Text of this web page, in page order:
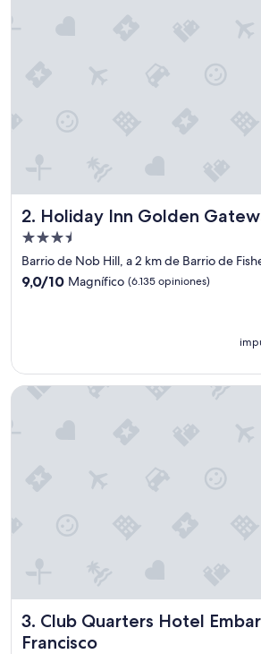
2. Holiday Inn Golden
Holiday Inn Golden Gateway by IHG
Propiedad
de
3.5
Barrio de Nob Hill, a 2 km de Barrio de
9.0
9,0/10 Magnífico (6.135 opiniones)
3. Club Quarters Hotel
Francisco
Club Quarters Hotel Embarcadero,
Club Quarters Hotel Embarcadero, San